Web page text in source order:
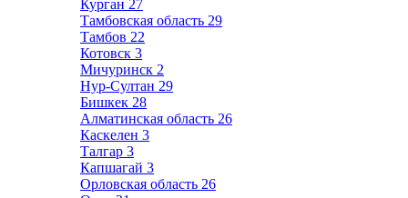
Курган 27
Тамбовская область 29
Тамбов 22
Котовск 3
Мичуринск 2
Нур-Султан 29
Бишкек 28
Алматинская область 26
Каскелен 3
Талгар 3
Капшагай 3
Орловская область 26